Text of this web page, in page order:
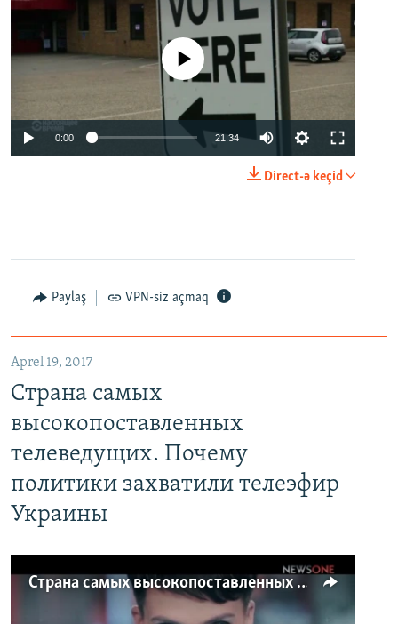
No media source currently available
0:00 21:34
Direct-ə keçid
Paylaş VPN-siz açmaq
Aprel 19, 2017
Страна самых
высокопоставленных
телеведущих. Почему
политики захватили телеэфир
Украины
Страна самых высокопоставленных телеведущих. Почему политики захватили телеэфир Украины